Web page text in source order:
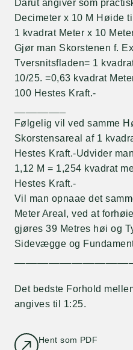
Hent som PDF
Darut angiver som
Decimeter x 10 M Høide
1 kvadrat Meter x 10
Gjør man Skorstenen f.
Tversnitsfladen= 1
10/25. =0,63 kvadrat
100 Hestes Kraft.-
Følgelig vil ved samme
Skorstensareal af 1
Hestes Kraft.-Udvider
1,12 M = 1,254 kvadrat
Hestes Kraft.-
Vil man opnaae det
Meter Areal, ved at
gjøres 39 Metres høi og
Sidevægge og
Det bedste Forhold
angives til 1:25.